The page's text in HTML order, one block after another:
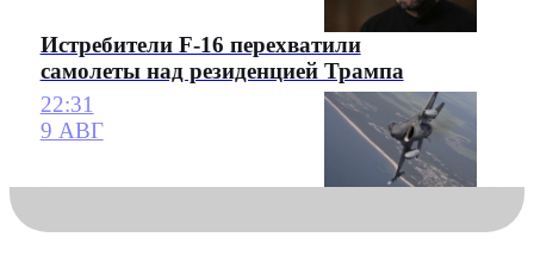
Истребители F-16 перехватили
самолеты над резиденцией Трампа
22:31
9 АВГ